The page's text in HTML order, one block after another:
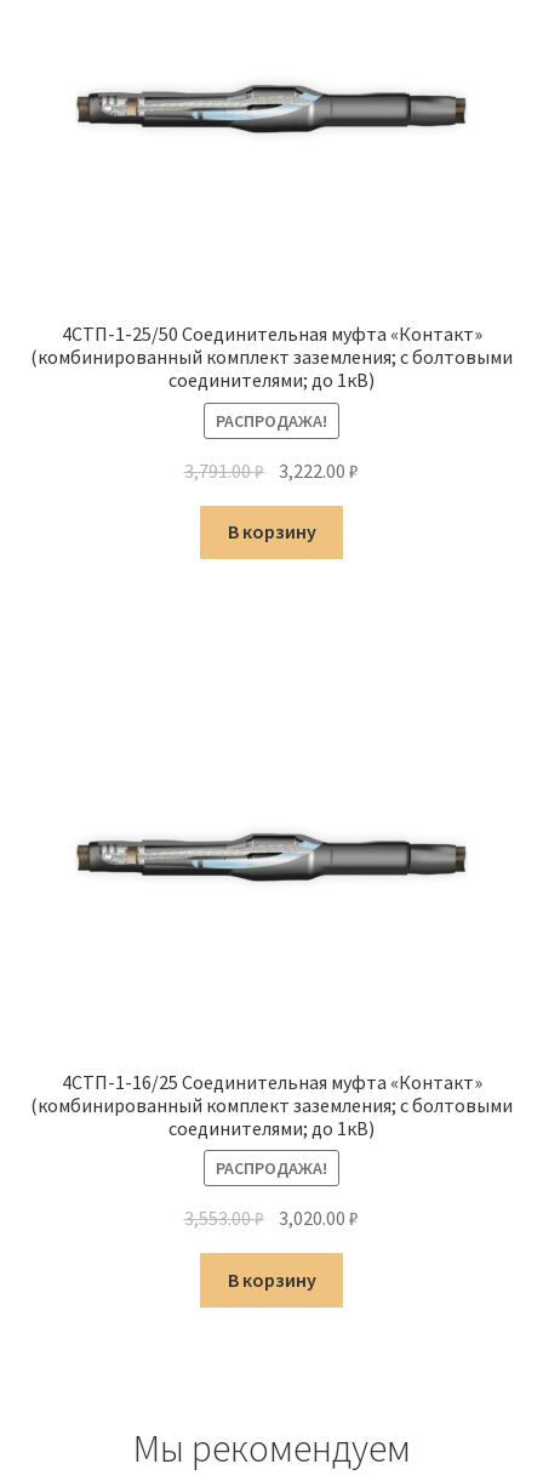
4СТП-1-25/50 Соединительная муфта «Контакт»
(комбинированный комплект заземления; с болтовыми
соединителями; до 1кВ)
РАСПРОДАЖА!
3,791.00₽ Первоначальная
составляла
3,791.00 ₽.
3,222.00₽
В корзину
4СТП-1-16/25 Соединительная муфта «Контакт»
(комбинированный комплект заземления; с болтовыми
соединителями; до 1кВ)
РАСПРОДАЖА!
3,553.00₽ Первоначальная
составляла
3,553.00 ₽.
3,020.00₽
В корзину
Мы рекомендуем